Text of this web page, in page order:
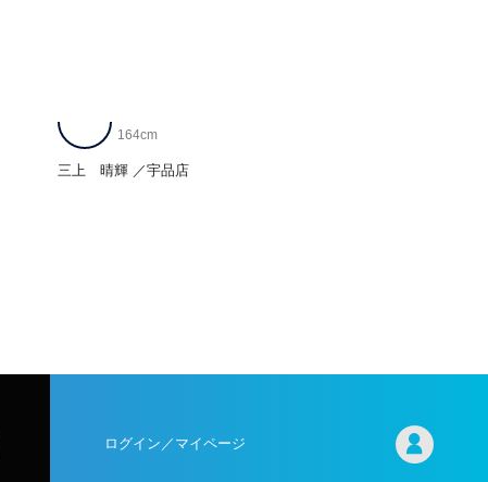
三上 晴輝 宇品店
164cm
ログイン／マイページ